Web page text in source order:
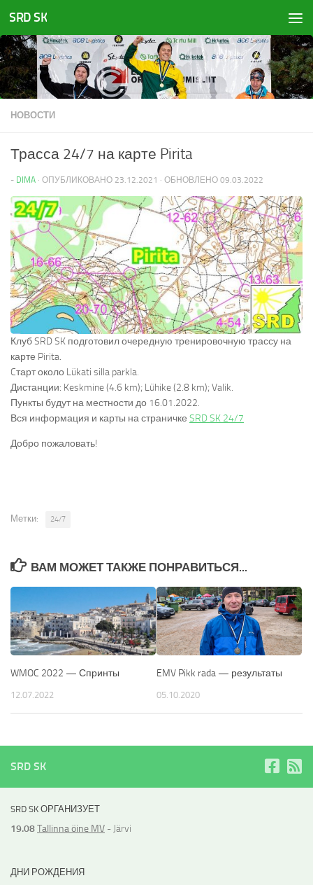
Перейти к содержимому
SRD SK
НОВОСТИ
Трасса 24/7 на карте Pirita
- DIMA · ОПУБЛИКОВАНО 23.12.2021 · ОБНОВЛЕНО 09.03.2022
Клуб SRD SK подготовил очередную тренировочную трассу на
карте Pirita.
Cтарт около Lükati silla parkla.
Дистанции: Keskmine (4.6 km); Lühike (2.8 km); Valik.
Пункты будут на местности до 16.01.2022.
Вся информация и карты на страничке SRD SK 24/7
Добро пожаловать!
Метки: 24/7
ВАМ МОЖЕТ ТАКЖЕ ПОНРАВИТЬСЯ...
WMOC 2022 — Спринты
12.07.2022
EMV Pikk rada — результаты
05.10.2020
SRD SK
SRD SK ОРГАНИЗУЕТ
19.08Tallinna öine MV - Järvi
ДНИ РОЖДЕНИЯ